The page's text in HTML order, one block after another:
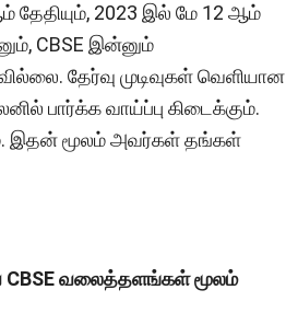
தேதியும், 2023 இல் மே 12 ஆம்
CBSE இன்னும்
தேர்வு முடிவுகள் வெளியான
பார்க்க வாய்ப்பு கிடைக்கும்.
இதன் மூலம் அவர்கள் தங்கள்
CBSE வலைத்தளங்கள் மூலம்